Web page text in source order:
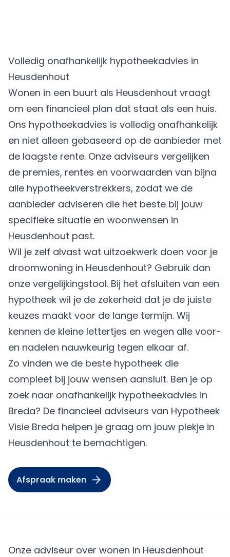
Volledig onafhankelijk hypotheekadvies in
Heusdenhout
Wonen in een buurt als Heusdenhout vraagt
om een financieel plan dat staat als een huis.
Ons hypotheekadvies is volledig onafhankelijk
en niet alleen gebaseerd op de aanbieder met
de laagste rente. Onze adviseurs vergelijken
de premies, rentes en voorwaarden van bijna
alle hypotheekverstrekkers, zodat we de
aanbieder adviseren die het beste bij jouw
specifieke situatie en woonwensen in
Heusdenhout past.
Wil je zelf alvast wat uitzoekwerk doen voor je
droomwoning in Heusdenhout? Gebruik dan
onze vergelijkingstool. Bij het afsluiten van een
hypotheek wil je de zekerheid dat je de juiste
keuzes maakt voor de lange termijn. Wij
kennen de kleine lettertjes en wegen alle voor-
en nadelen nauwkeurig tegen elkaar af.
Zo vinden we de beste hypotheek die
compleet bij jouw wensen aansluit. Ben je op
zoek naar onafhankelijk hypotheekadvies in
Breda? De financieel adviseurs van Hypotheek
Visie Breda helpen je graag om jouw plekje in
Heusdenhout te bemachtigen.
Afspraak maken
Onze adviseur over wonen in Heusdenhout